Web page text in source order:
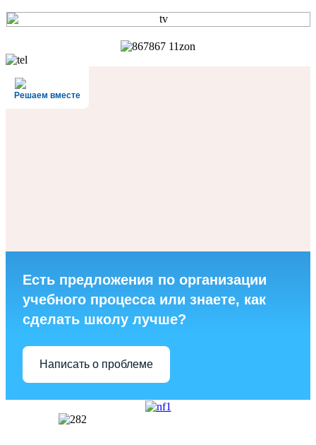
Решаем вместе
Есть предложения по организации
учебного процесса или знаете, как
сделать школу лучше?
Написать о проблеме